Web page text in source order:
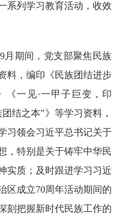
系列学习教育活动，收效
9月期间，党支部聚焦民族
料，编印《民族团结进步
《一见·一甲子巨变，印
结之本”》等学习资料，
习领会习近平总书记关于
，特别是关于铸牢中华民
实质；及时跟进学习习近
区成立70周年活动期间的
刻把握新时代民族工作的